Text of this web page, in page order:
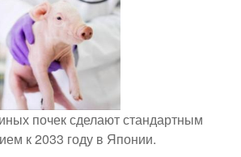
почек сделают стандартным
к 2033 году в Японии.